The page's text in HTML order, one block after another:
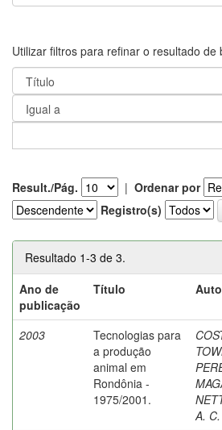
Utilizar filtros para refinar o resultado de
Result./Pág. | Ordenar por
Registro(s)
Resultado 1-3 de 3.
Ano de
publicação
Título
2003
Tecnologias para
a produção
animal em
Rondônia -
1975/2001.
A. C.